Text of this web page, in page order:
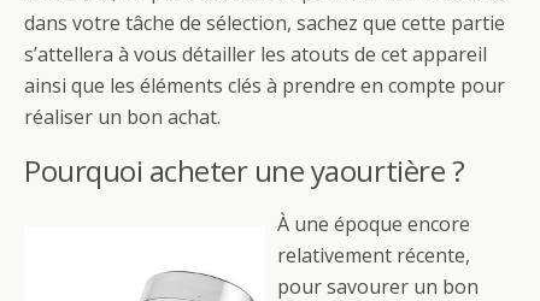
dans votre tâche de sélection, sachez que cette partie
s’attellera à vous détailler les atouts de cet appareil
ainsi que les éléments clés à prendre en compte pour
réaliser un bon achat.
Pourquoi acheter une yaourtière ?
À une époque encore
relativement récente,
pour savourer un bon